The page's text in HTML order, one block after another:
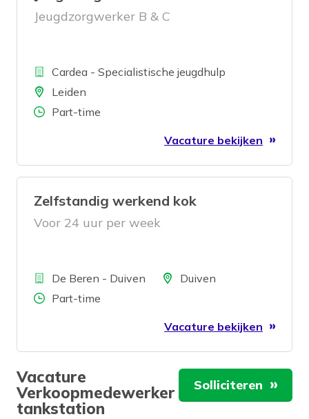
Jeugdzorgwerker B & C
BedrijfCardea - Specialistische jeugdhulp
LocatieLeiden
Aantal uren
Part-time
Vacature bekijken
Zelfstandig werkend kok
Voor 24 uur per week
BedrijfDe Beren - Duiven LocatieDuiven
Aantal uren
Part-time
Vacature bekijken
Vacature
Verkoopmedewerker
tankstation
Solliciteren